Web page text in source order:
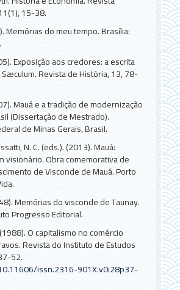
15-38.
Memórias do meu tempo. Brasília:
Exposição aos credores: a escrita
Revista de História, 13, 78-
Mauá e a tradição de modernização
(Dissertação de Mestrado).
de Minas Gerais, Brasil.
N. C. (eds.). (2013). Mauá:
visionário. Obra comemorativa de
de Visconde de Mauá. Porto
Memórias do visconde de Taunay.
Progresso Editorial.
O capitalismo no comércio
Revista do Instituto de Estudos
52.
issn.2316-901X.v0i28p37-